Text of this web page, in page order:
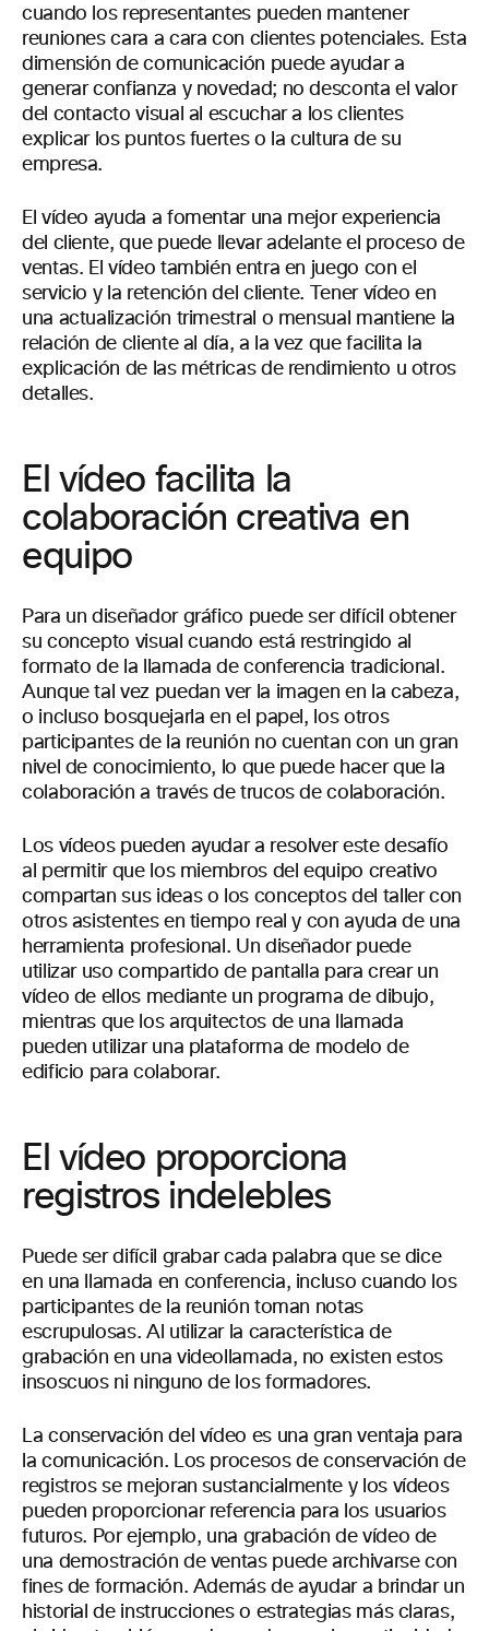
cuando los representantes pueden mantener
reuniones cara a cara con clientes potenciales. Esta
dimensión de comunicación puede ayudar a
generar confianza y novedad; no desconta el valor
del contacto visual al escuchar a los clientes
explicar los puntos fuertes o la cultura de su
empresa.
El vídeo ayuda a fomentar una mejor experiencia
del cliente, que puede llevar adelante el proceso de
ventas. El vídeo también entra en juego con el
servicio y la retención del cliente. Tener vídeo en
una actualización trimestral o mensual mantiene la
relación de cliente al día, a la vez que facilita la
explicación de las métricas de rendimiento u otros
detalles.
El vídeo facilita la
colaboración creativa en
equipo
Para un diseñador gráfico puede ser difícil obtener
su concepto visual cuando está restringido al
formato de la llamada de conferencia tradicional.
Aunque tal vez puedan ver la imagen en la cabeza,
o incluso bosquejarla en el papel, los otros
participantes de la reunión no cuentan con un gran
nivel de conocimiento, lo que puede hacer que la
colaboración a través de trucos de colaboración.
Los vídeos pueden ayudar a resolver este desafío
al permitir que los miembros del equipo creativo
compartan sus ideas o los conceptos del taller con
otros asistentes en tiempo real y con ayuda de una
herramienta profesional. Un diseñador puede
utilizar uso compartido de pantalla para crear un
vídeo de ellos mediante un programa de dibujo,
mientras que los arquitectos de una llamada
pueden utilizar una plataforma de modelo de
edificio para colaborar.
El vídeo proporciona
registros indelebles
Puede ser difícil grabar cada palabra que se dice
en una llamada en conferencia, incluso cuando los
participantes de la reunión toman notas
escrupulosas. Al utilizar la característica de
grabación en una videollamada, no existen estos
insoscuos ni ninguno de los formadores.
La conservación del vídeo es una gran ventaja para
la comunicación. Los procesos de conservación de
registros se mejoran sustancialmente y los vídeos
pueden proporcionar referencia para los usuarios
futuros. Por ejemplo, una grabación de vídeo de
una demostración de ventas puede archivarse con
fines de formación. Además de ayudar a brindar un
historial de instrucciones o estrategias más claras,